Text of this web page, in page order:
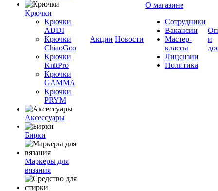
Крючки
Крючки
ADDI
Крючки
ChiaoGoo
Крючки
KnitPro
Крючки
GAMMA
Крючки
PRYM
Аксессуары
Бирки
Маркеры для
вязания
Акции Новости
О магазине
Сотрудники
Вакансии
Мастер-
классы
Лицензии
Политика
и